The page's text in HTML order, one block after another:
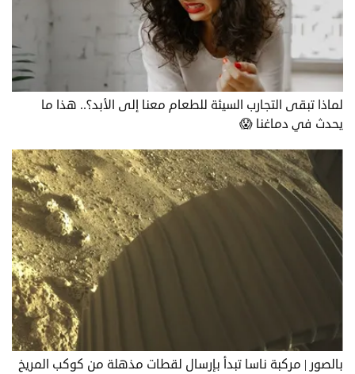
لماذا تبقى التجارب السيئة للطعام معنا إلى الأبد؟.. هذا ما
يحدث في دماغنا 😱
بالصور | مركبة ناسا تبدأ بإرسال لقطات مذهلة من كوكب المريخ